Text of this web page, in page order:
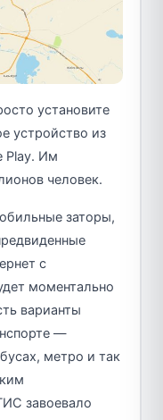
установите
устройство из
Play. Им
человек.
заторы,
с
моментально
варианты
—
метро и так
завоевало